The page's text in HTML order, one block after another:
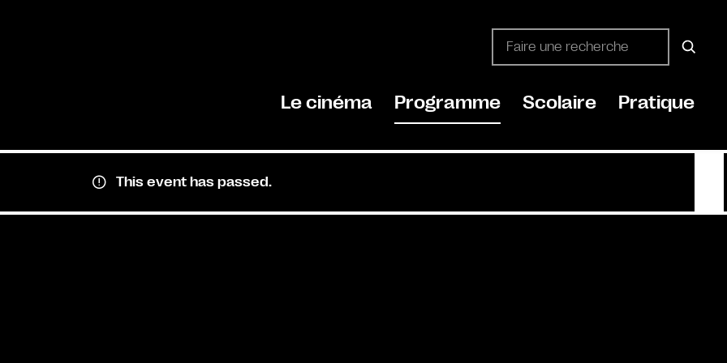
Le cinéma Programme Scolaire Pratique
This event has passed.